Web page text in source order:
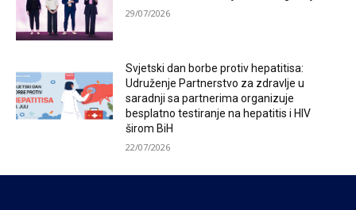
29/07/2026
Svjetski dan borbe protiv hepatitisa:
Udruženje Partnerstvo za zdravlje u
saradnji sa partnerima organizuje
besplatno testiranje na hepatitis i HIV
širom BiH
22/07/2026